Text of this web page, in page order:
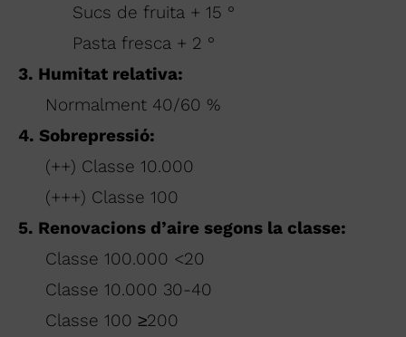
Sucs de fruita + 15 °
Pasta fresca + 2 °
3. Humitat relativa:
Normalment 40/60 %
4. Sobrepressió:
(++) Classe 10.000
(+++) Classe 100
5. Renovacions d’aire segons la classe:
Classe 100.000 <20
Classe 10.000 30-40
Classe 100 ≥200